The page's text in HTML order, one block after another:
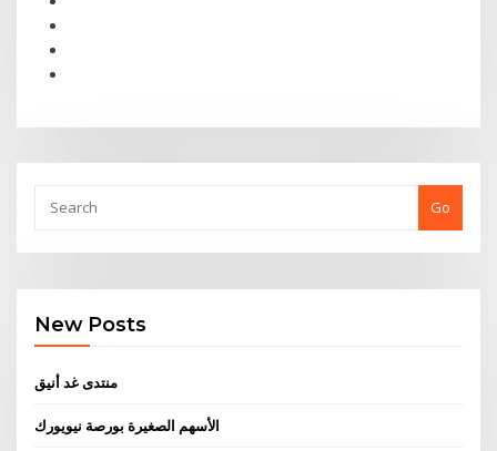
Go
New Posts
منتدى غد أنيق
الأسهم الصغيرة بورصة نيويورك